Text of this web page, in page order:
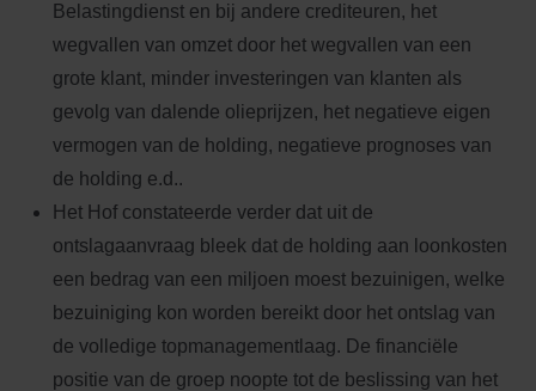
Belastingdienst en bij andere crediteuren, het
wegvallen van omzet door het wegvallen van een
grote klant, minder investeringen van klanten als
gevolg van dalende olieprijzen, het negatieve eigen
vermogen van de holding, negatieve prognoses van
de holding e.d..
Het Hof constateerde verder dat uit de
ontslagaanvraag bleek dat de holding aan loonkosten
een bedrag van een miljoen moest bezuinigen, welke
bezuiniging kon worden bereikt door het ontslag van
de volledige topmanagementlaag. De financiële
positie van de groep noopte tot de beslissing van het